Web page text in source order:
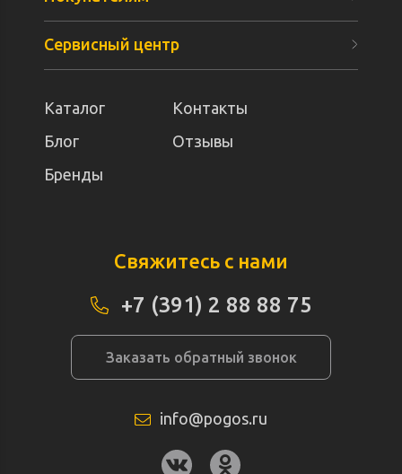
Сервисный центр
Каталог
Контакты
Блог
Отзывы
Бренды
Свяжитесь с нами
+7 (391) 2 88 88 75
Заказать обратный звонок
info@pogos.ru